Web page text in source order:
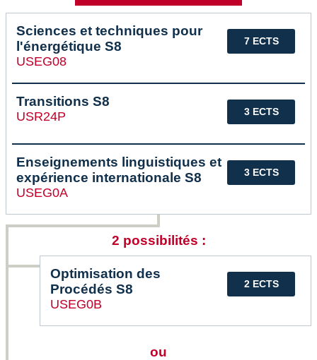
7 ECTS
Sciences et techniques pour
l'énergétique S8
USEG08
3 ECTS
Transitions S8
USR24P
3 ECTS
Enseignements linguistiques et
expérience internationale S8
USEG0A
2 possibilités :
2 ECTS
Optimisation des
Procédés S8
USEG0B
ou